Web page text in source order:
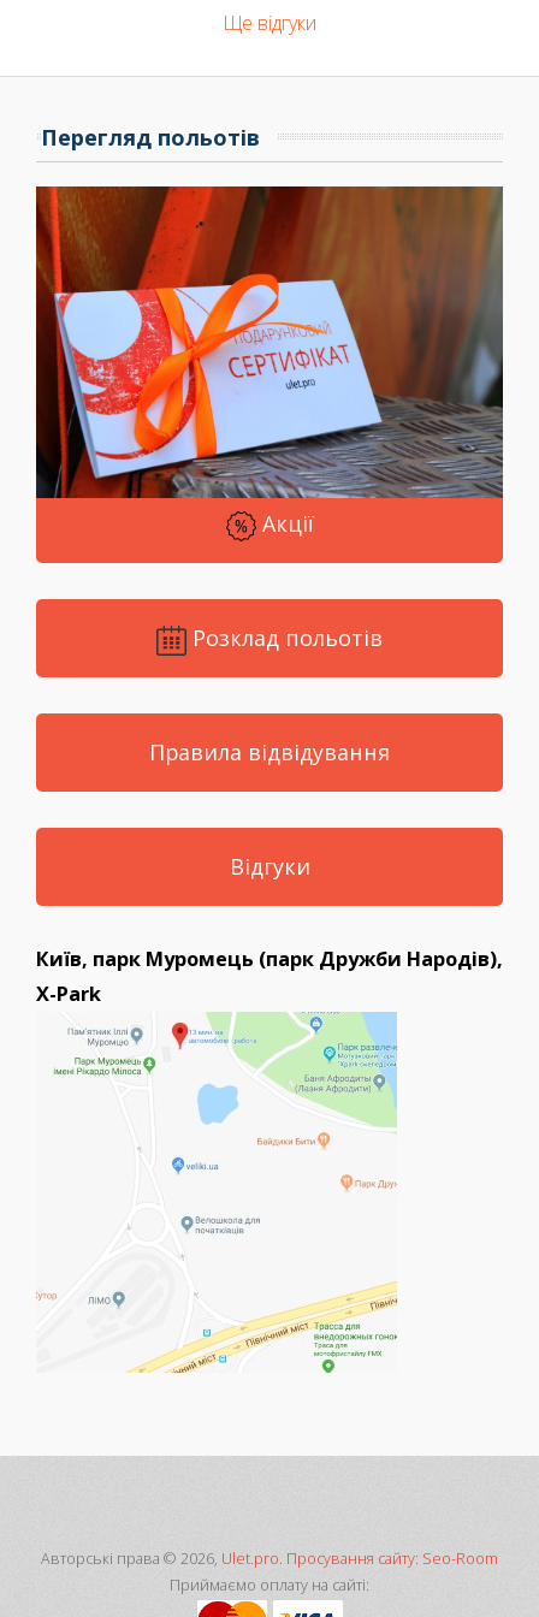
залежить від декількох параметрів:
типу пакету, тобто кількості осіб, які будуть
стрибати;
загальної кількості польотів;
здійснюватиметься стрибок з парашутом з
інструктором або без нього;
в який день: будній або вихідний буде
використаний сертифікат.
Щоб точно дізнатися,
скільки коштує стрибок з
парашутом в Києві, вивчіть прайс на нашому сайті
або зв'яжіться з нами за вказаними номерами
телефонів. Ми пропонуємо стрибок з парашутом в
професійних спортсменів.
Звертайтеся в компанію «Ульот.про», щоб
саме у нас ви не тільки отримаєте усі потрібні
навички, але і зможете провести час з
приголомшливою командою фахівців, які
поділяться з вами своїм досвідом, знаннями,
професійними секретами і не дадуть занудьгувати.
Ще відгуки
Перегляд польотів
Акції
Розклад польотів
Правила відвідування
Відгуки
Київ, парк Муромець (парк Дружби Народів),
X-Park
Авторські права © 2026, Ulet.pro. Просування сайту: Seo-Room
Приймаємо оплату на сайті: